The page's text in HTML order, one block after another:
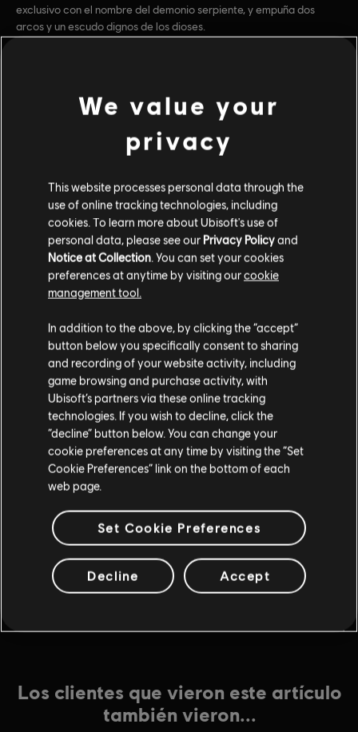
exclusivo con el nombre del demonio serpiente, y empuña dos
arcos y un escudo dignos de los dioses.
© 2017 Ubisoft Entertainment. All Rights Reserved.
Assassin’s Creed, Ubisoft, and the Ubisoft logo are
other countries.
ver más
Assassin's Creed Origins
Deluxe Pack
DLC
Assassin's Creed Origins
Roman Centurion Pack
$6.99
Assassin's Creed Origins
Season Pass
$39.99
DLC
Assassin's Creed Origins
Expansion I: The Hidden Ones
$9.99
Los clientes que vieron este artículo
también vieron...
We value your
privacy
This website processes personal data through the
use of online tracking technologies, including
cookies. To learn more about Ubisoft's use of
personal data, please see our Privacy Policyand
Notice at Collection. You can set your cookies
preferences at anytime by visiting ourcookie
management tool.
In addition to the above, by clicking the “accept”
button below you specifically consent to sharing
and recording of your website activity, including
game browsing and purchase activity, with
Ubisoft’s partners via these online tracking
technologies. If you wish to decline, click the
“decline” button below. You can change your
cookie preferences at any time by visiting the “Set
Cookie Preferences” link on the bottom of each
web page.
Set Cookie Preferences
Decline Accept